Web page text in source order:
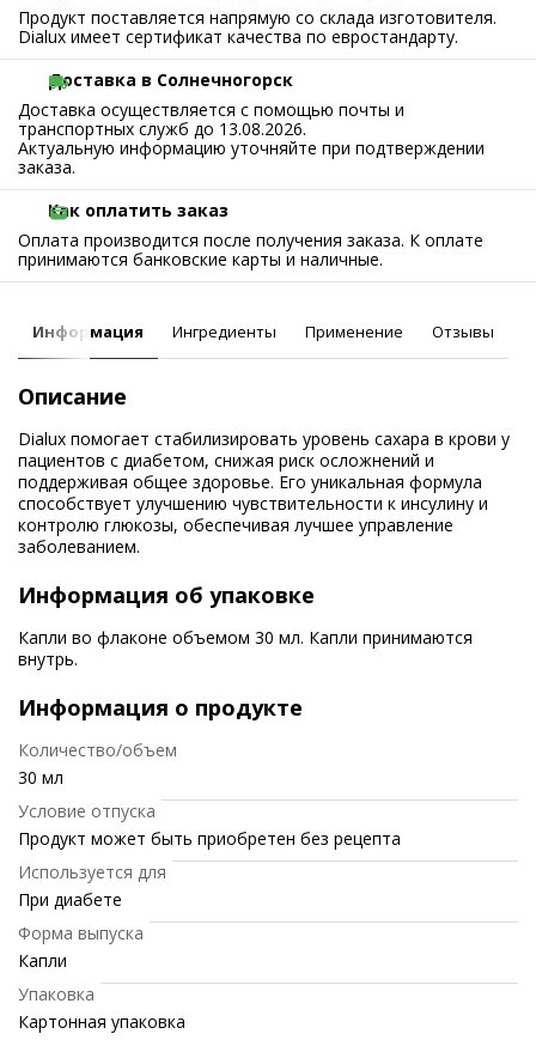
Продукт поставляется напрямую со склада изготовителя.
Dialux имеет сертификат качества по евростандарту.
Доставка в Солнечногорск
Доставка осуществляется с помощью почты и
транспортных служб до 13.08.2026.
Актуальную информацию уточняйте при подтверждении
заказа.
Как оплатить заказ
Оплата производится после получения заказа. К оплате
принимаются банковские карты и наличные.
Информация Ингредиенты Применение Отзывы
Описание
Dialux помогает стабилизировать уровень сахара в крови у
пациентов с диабетом, снижая риск осложнений и
поддерживая общее здоровье. Его уникальная формула
способствует улучшению чувствительности к инсулину и
контролю глюкозы, обеспечивая лучшее управление
заболеванием.
Информация об упаковке
Капли во флаконе объемом 30 мл. Капли принимаются
внутрь.
Информация о продукте
Количество/объем
30 мл
Условие отпуска
Продукт может быть приобретен без рецепта
Используется для
При диабете
Форма выпуска
Капли
Упаковка
Картонная упаковка